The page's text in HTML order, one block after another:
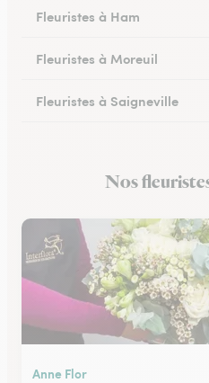
Fleuristes à Ham
Fleuristes à Moreuil
Fleuristes à Saigneville
Fleuristes à Corbie
Nos
Anne Flor